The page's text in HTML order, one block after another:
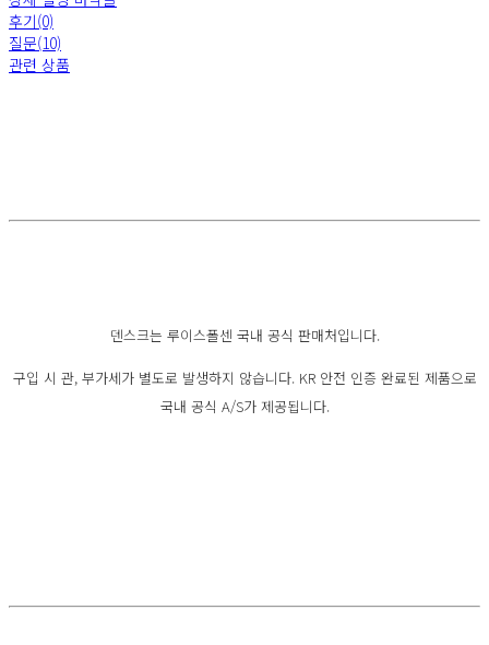
후기(0)
질문(10)
관련 상품
덴스크는 루이스폴센 국내 공식 판매처입니다.
구입 시 관, 부가세가 별도로 발생하지 않습니다. KR 안전 인증 완료된 제품으로
국내 공식 A/S가 제공됩니다.